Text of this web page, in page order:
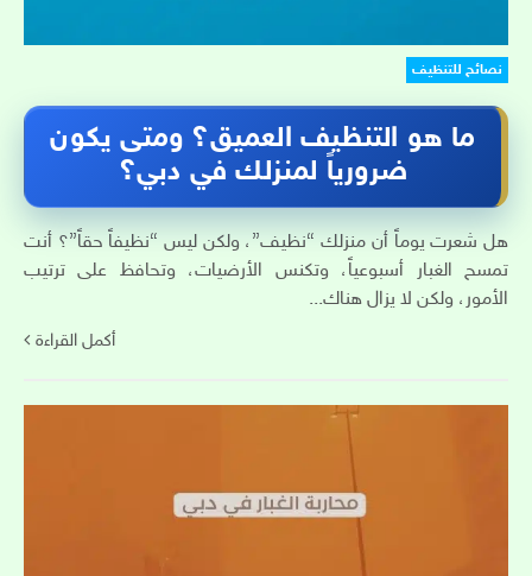
نصائح للتنظيف
ما هو التنظيف العميق؟ ومتى يكون
ضرورياً لمنزلك في دبي؟
هل شعرت يوماً أن منزلك “نظيف”، ولكن ليس “نظيفاً حقاً”؟ أنت
تمسح الغبار أسبوعياً، وتكنس الأرضيات، وتحافظ على ترتيب
الأمور، ولكن لا يزال هناك...
أكمل القراءة